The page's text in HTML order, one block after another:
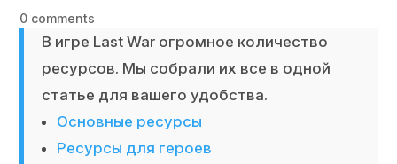
0 comments
В игре Last War огромное количество
ресурсов. Мы собрали их все в одной
статье для вашего удобства.
Основные ресурсы
Ресурсы для героев